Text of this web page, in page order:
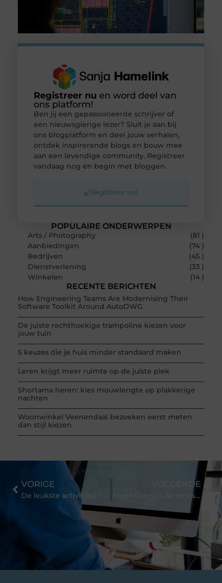
POPULAIRE ONDERWERPEN
Arts / Photography
(81 )
Aanbiedingen
(74 )
Bedrijven
(45 )
Dienstverlening
(33 )
Winkelen
(14 )
RECENTE BERICHTEN
How Engineering Teams Are Modernising Their
Software Toolkit Around AutoDWG
De juiste rechthoekige trampoline kiezen voor
jouw tuin
5 keuzes die je huis minder standaard maken
Leren krijgt meer ruimte op de juiste plek
Shortama heren: kies mouwlengte op plakkerige
nachten
Woonwinkel Veenendaal bezoeken eerst meten
dan stijl kiezen
Registreer nu en word deel van
ons platform!
Ben jij een gepassioneerde schrijver of
een nieuwsgierige lezer? Sluit je aan bij
ons blogplatform en deel jouw verhalen,
ontdek inspirerende blogs en bouw mee
aan een levendige community. Registreer
vandaag nog en begin met bloggen.
Registreer nu!
VORIGE
De leukste activiteiten in Rotterdam vind je hier!
VOLGENDE
Huis kopen in de randstad